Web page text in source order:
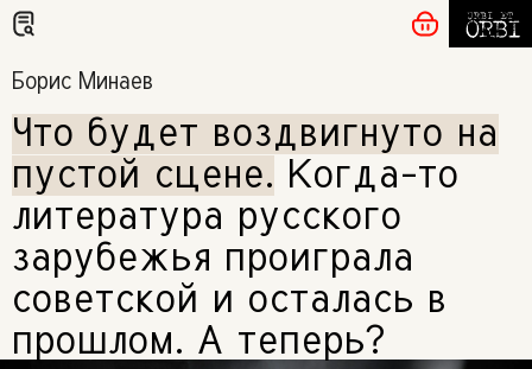
Борис Минаев
Что будет воздвигнуто на
пустой сцене. Когда-то
литература русского
зарубежья проиграла
советской и осталась в
прошлом. А теперь?